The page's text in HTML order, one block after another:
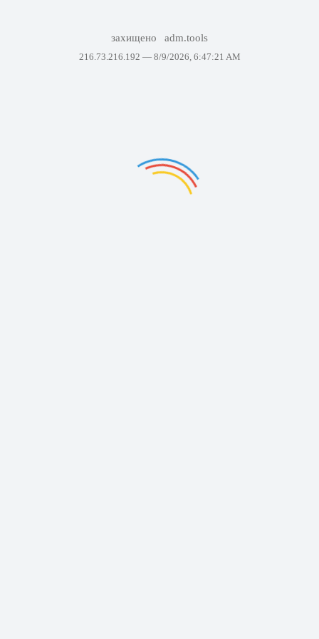
захищено adm.tools
216.73.216.192 — 8/9/2026, 6:47:21 AM